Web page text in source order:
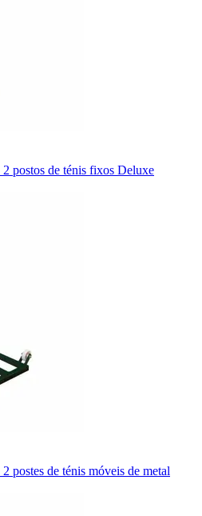
postos de ténis fixos Deluxe
postes de ténis móveis de metal